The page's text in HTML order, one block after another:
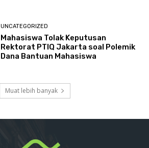
UNCATEGORIZED
Mahasiswa Tolak Keputusan
Rektorat PTIQ Jakarta soal Polemik
Dana Bantuan Mahasiswa
Muat lebih banyak